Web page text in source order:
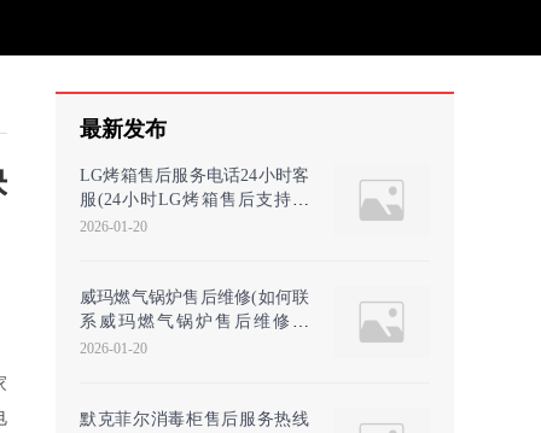
最新发布
LG烤箱售后服务电话24小时客
服(24小时LG烤箱售后支持热
线 - 专业客服随时待命
2026-01-20
威玛燃气锅炉售后维修(如何联
系威玛燃气锅炉售后维修服
务？)
2026-01-20
默克菲尔消毒柜售后服务热线